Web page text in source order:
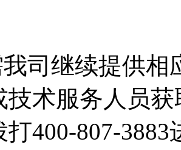
继续提供相
技术服务人员
400-807-